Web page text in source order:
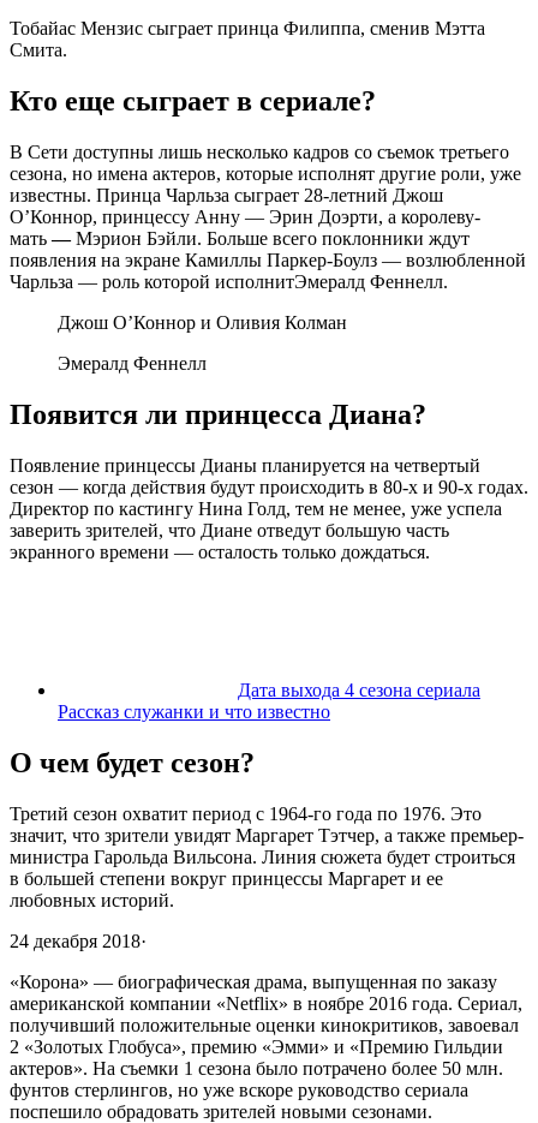
Тобайас Мензис сыграет принца Филиппа, сменив Мэтта
Смита.
Кто еще сыграет в сериале?
В Сети доступны лишь несколько кадров со съемок третьего
сезона, но имена актеров, которые исполнят другие роли, уже
известны. Принца Чарльза сыграет 28-летний Джош
О’Коннор, принцессу Анну — Эрин Доэрти, а королеву-
мать—Мэрион Бэйли. Больше всего поклонники ждут
появления на экране Камиллы Паркер-Боулз — возлюбленной
Чарльза — роль которой исполнитЭмералд Феннелл.
Джош О’Коннор и Оливия Колман
Эмералд Феннелл
Появится ли принцесса Диана?
Появление принцессы Дианы планируется на четвертый
сезон — когда действия будут происходить в 80-х и 90-х годах.
Директор по кастингу Нина Голд, тем не менее, уже успела
заверить зрителей, что Диане отведут большую часть
экранного времени — осталость только дождаться.
Дата выхода 4 сезона сериала
Рассказ служанки и что известно
О чем будет сезон?
Третий сезон охватит период с 1964-го года по 1976. Это
значит, что зрители увидят Маргарет Тэтчер, а также премьер-
министра Гарольда Вильсона. Линия сюжета будет строиться
в большей степени вокруг принцессы Маргарет и ее
любовных историй.
24 декабря 2018·
«Корона» — биографическая драма, выпущенная по заказу
американской компании «Netflix» в ноябре 2016 года. Сериал,
получивший положительные оценки кинокритиков, завоевал
2 «Золотых Глобуса», премию «Эмми» и «Премию Гильдии
актеров». На съемки 1 сезона было потрачено более 50 млн.
фунтов стерлингов, но уже вскоре руководство сериала
поспешило обрадовать зрителей новыми сезонами.